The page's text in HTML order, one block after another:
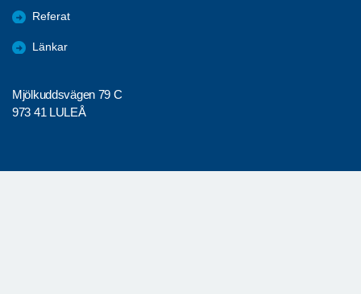
Referat
Länkar
Mjölkuddsvägen 79 C
973 41 LULEÅ